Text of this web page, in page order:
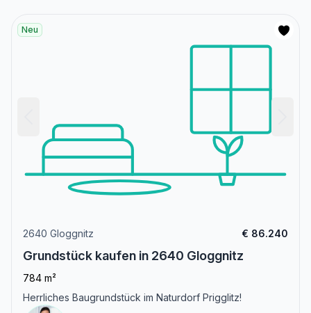
Neu
2640 Gloggnitz € 86.240
Grundstück kaufen in 2640 Gloggnitz
784 m²
Herrliches Baugrundstück im Naturdorf Prigglitz!